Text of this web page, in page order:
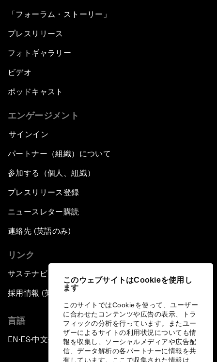
このウェブサイトはCookieを使用し
ます
このサイトではCookieを使って、ユーザー
に合わせたコンテンツや広告の表示、トラ
フィックの分析を行っています。またユー
ザーによるサイトの利用状況についても情
報を収集し、ソーシャルメディアや広告配
信、データ解析の各パートナーに情報を共
有しています。ここで収集された情報は、
「フォーラム・ストーリー」
プレスリリース
フォトギャラリー
ビデオ
ポッドキャスト
エンゲージメント
サインイン
パートナー（組織）について
参加する（個人、組織）
プレスリリース登録
ニュースレター購読
連絡先 (英語のみ)
リンク
サステナビリティへの取り組み
採用情報 (英語のみ)
言語
EN ▪ES▪中文▪ 日本語